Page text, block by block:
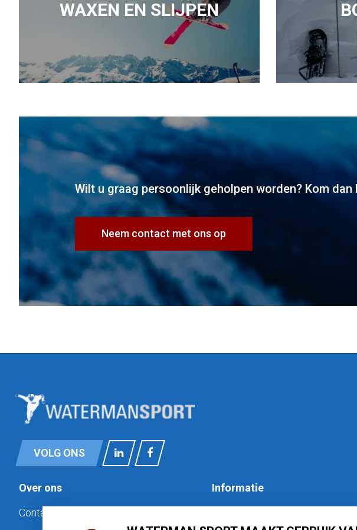
WAXEN EN SLIJPEN
Wilt u graag persoonlijk geholpen worden? Kom
Neem contact met ons op
VOLG ONS
Over ons
Contact
Informatie